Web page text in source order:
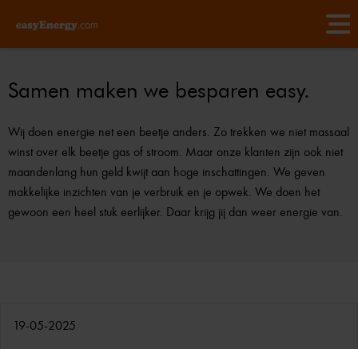
Samen maken we besparen easy.
Wij doen energie net een beetje anders. Zo trekken we niet massaal
winst over elk beetje gas of stroom. Maar onze klanten zijn ook niet
maandenlang hun geld kwijt aan hoge inschattingen. We geven
makkelijke inzichten van je verbruik en je opwek. We doen het
gewoon een heel stuk eerlijker. Daar krijg jij dan weer energie van.
19-05-2025